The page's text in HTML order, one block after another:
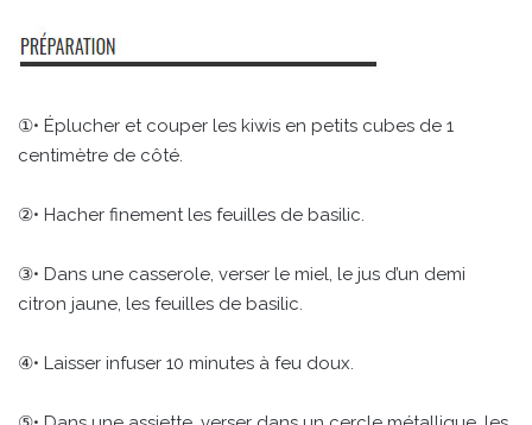
①• Éplucher et couper les kiwis en petits cubes de 1
centimètre de côté.
②• Hacher finement les feuilles de basilic.
③• Dans une casserole, verser le miel, le jus d’un demi
citron jaune, les feuilles de basilic.
④• Laisser infuser 10 minutes à feu doux.